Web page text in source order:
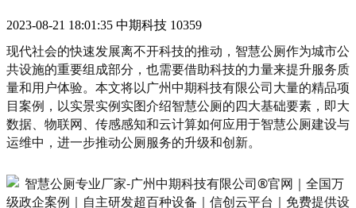
2023-08-21 18:01:35 中期科技 10359
现代社会的快速发展离不开科技的推动，智慧公厕作为城市公
共设施的重要组成部分，也需要借助科技的力量来提升服务质
量和用户体验。本文将以广州中期科技有限公司大量的精品项
目案例，以实景实例实图介绍智慧公厕的四大基础要素，即大
数据、物联网、传感感知和云计算如何应用于智慧公厕建设与
运维中，进一步推动公厕服务的升级和创新。